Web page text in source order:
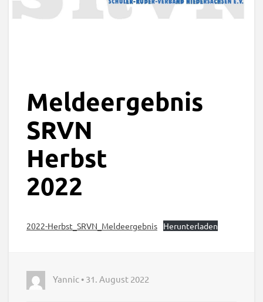
Meldeergebnis
SRVN
Herbst
2022
2022-Herbst_SRVN_Meldeergebnis Herunterladen
Yannic • 31. August 2022